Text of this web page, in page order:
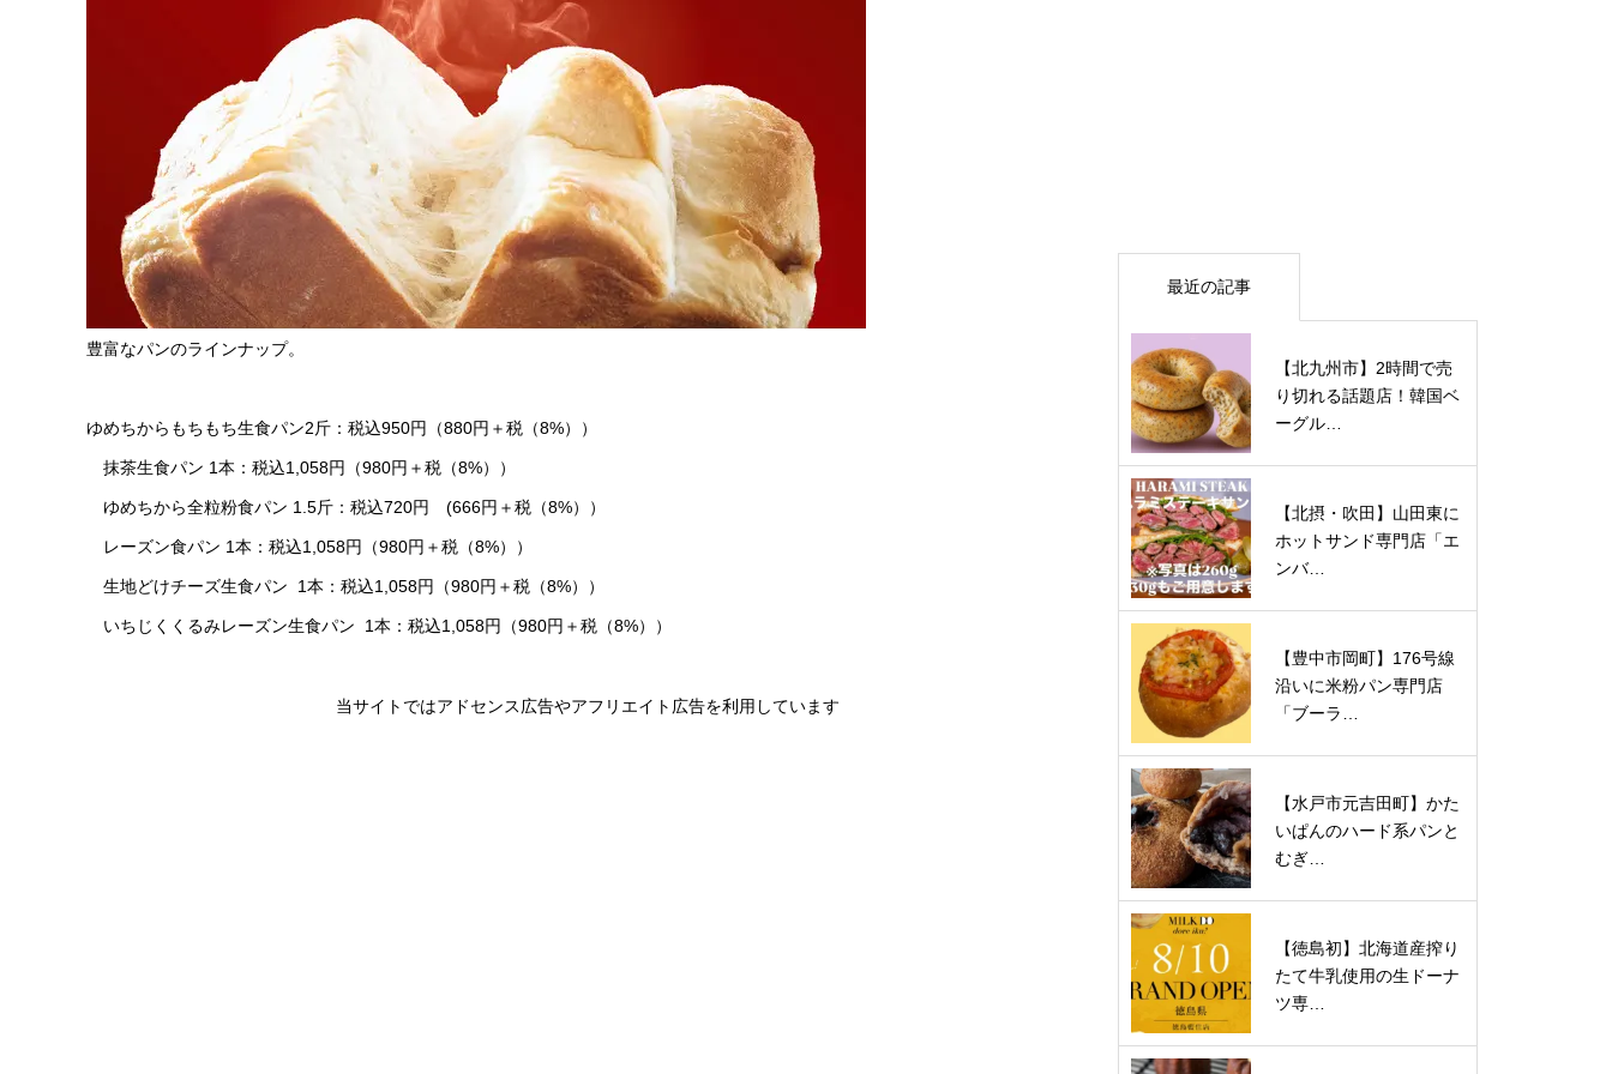
豊富なパンのラインナップ。
ゆめちからもちもち生食パン2斤：税込950円（880円＋税（8%））
抹茶生食パン 1本：税込1,058円（980円＋税（8%））
ゆめちから全粒粉食パン 1.5斤：税込720円 (666円＋税（8%））
レーズン食パン 1本：税込1,058円（980円＋税（8%））
生地どけチーズ生食パン 1本：税込1,058円（980円＋税（8%））
いちじくくるみレーズン生食パン 1本：税込1,058円（980円＋税（8%））
当サイトではアドセンス広告やアフリエイト広告を利用しています
最近の記事
【北九州市】2時間で売
り切れる話題店！韓国ベ
ーグル…
【北摂・吹田】山田東に
ホットサンド専門店「エ
ンバ…
【豊中市岡町】176号線
沿いに米粉パン専門店
「ブーラ…
【水戸市元吉田町】かた
いぱんのハード系パンと
むぎ…
【徳島初】北海道産搾り
たて牛乳使用の生ドーナ
ツ専…